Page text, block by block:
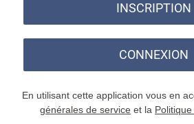
INSCRIPTION
CONNEXION
En utilisant cette application vous en
générales de service et la